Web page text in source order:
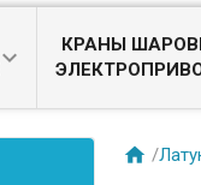
КРАНЫ
 /